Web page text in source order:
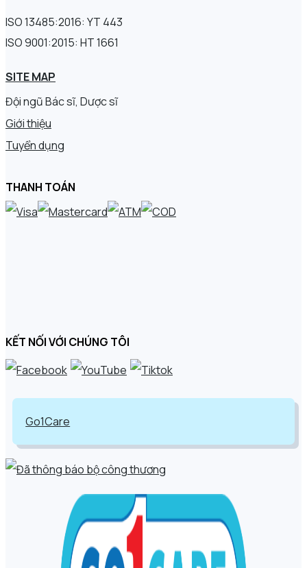
ISO 13485:2016: YT 443
ISO 9001:2015: HT 1661
SITE MAP
Đội ngũ Bác sĩ, Dược sĩ
Giới thiệu
Tuyển dụng
THANH TOÁN
KẾT NỐI VỚI CHÚNG TÔI
Go1Care